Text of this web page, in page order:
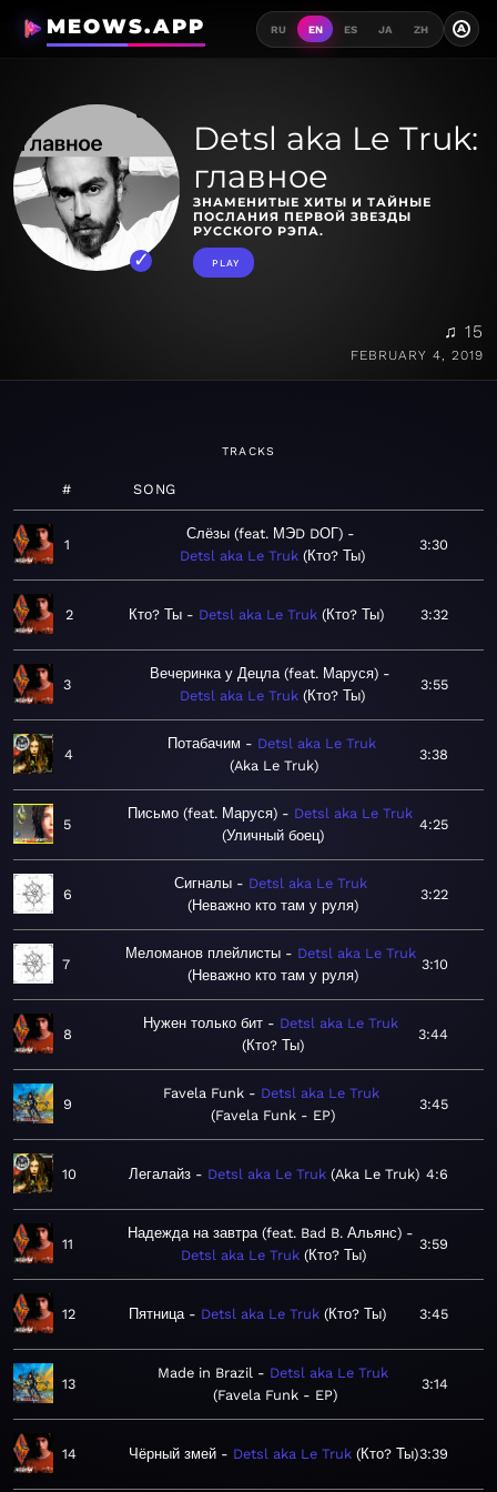
MEOWS.APP RU EN ES JA ZH A
Detsl aka Le Truk:
главное
ЗНАМЕНИТЫЕ ХИТЫ И ТАЙНЫЕ
ПОСЛАНИЯ ПЕРВОЙ ЗВЕЗДЫ
РУССКОГО РЭПА.
PLAY
♫ 15
FEBRUARY 4, 2019
TRACKS
# SONG
1
Слёзы (feat. МЭD DОГ)
Detsl aka Le Truk
Кто? Ты
3:30
2 Кто? Ты Detsl aka Le Truk Кто? Ты 3:32
3
Вечеринка у Децла (feat. Маруся)
Detsl aka Le Truk
Кто? Ты
3:55
4
Потабачим
Detsl aka Le Truk
Aka Le Truk
3:38
5
Письмо (feat. Маруся)
Detsl aka Le Truk
Уличный боец
4:25
6
Сигналы
Detsl aka Le Truk
Неважно кто там у руля
3:22
7
Меломанов плейлисты
Detsl aka Le Truk
Неважно кто там у руля
3:10
8
Нужен только бит
Detsl aka Le Truk
Кто? Ты
3:44
9
Favela Funk
Detsl aka Le Truk
Favela Funk - EP
3:45
10 Легалайз Detsl aka Le Truk Aka Le Truk 4:6
11
Надежда на завтра (feat. Bad B. Альянс)
Detsl aka Le Truk Кто? Ты
3:59
12 Пятница Detsl aka Le Truk Кто? Ты 3:45
13
Made in Brazil
Detsl aka Le Truk
Favela Funk - EP
3:14
14 Чёрный змей Detsl aka Le Truk Кто? Ты 3:39